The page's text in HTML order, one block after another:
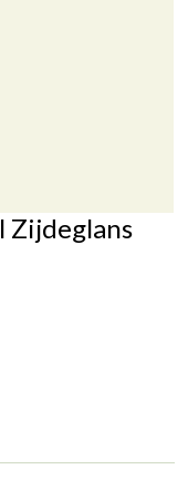
Zijdeglans